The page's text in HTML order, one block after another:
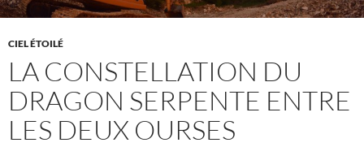
CIEL ÉTOILÉ
LA CONSTELLATION DU
DRAGON SERPENTE ENTRE
LES DEUX OURSES